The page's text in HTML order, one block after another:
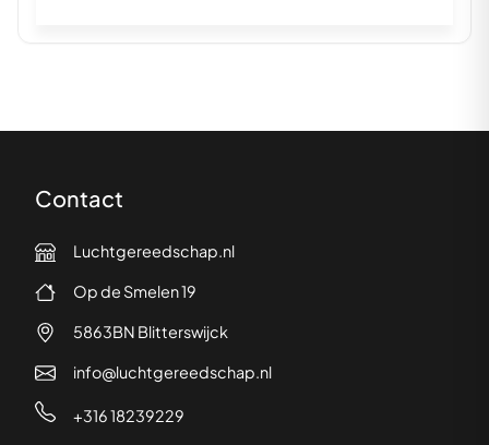
Contact
Luchtgereedschap.nl
Op de Smelen 19
5863BN Blitterswijck
info@luchtgereedschap.nl
+316 18239229